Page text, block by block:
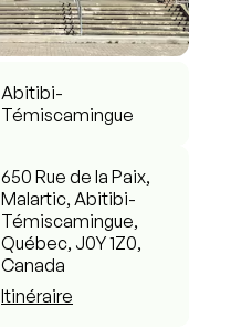
Abitibi-
Témiscamingue
650 Rue de la Paix,
Malartic, Abitibi-
Témiscamingue,
Québec, J0Y 1Z0,
Canada
Itinéraire